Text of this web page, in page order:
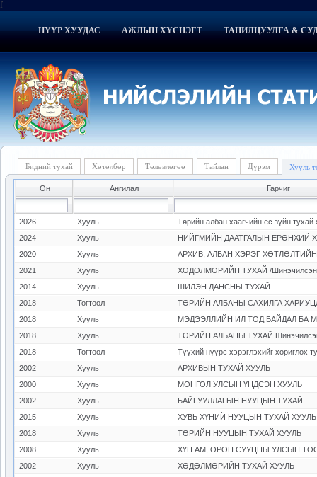
f
НҮҮР ХУУДАС АЖЛЫН ХҮСНЭГТ ТАНИЛЦУУЛГА &
Бидний тухай Хөтөлбөр Төлөвлөгөө Тайлан Дүрэм Хууль
Он Ангилал Гарчиг
2026 Хууль
Төрийн албан хаагчийн ёс зүйн тухай
2024
Хууль
2020
Хууль
2021
Хууль
ХӨДӨЛМӨРИЙН ТУХАЙ /Шинэчилсэн
2014
Хууль
ШИЛЭН ДАНСНЫ ТУХАЙ
2018
Тогтоол
2018
Хууль
2018
Хууль
ТӨРИЙН АЛБАНЫ ТУХАЙ Шинэчилсэн
2018
Тогтоол
Түүхий нүүрс хэрэглэхийг хориглох
2002
Хууль
АРХИВЫН ТУХАЙ ХУУЛЬ
2000
Хууль
МОНГОЛ УЛСЫН ҮНДСЭН ХУУЛЬ
2002
Хууль
БАЙГУУЛЛАГЫН НУУЦЫН ТУХАЙ
2015
Хууль
ХУВЬ ХҮНИЙ НУУЦЫН ТУХАЙ ХУУЛЬ
2018
Хууль
ТӨРИЙН НУУЦЫН ТУХАЙ ХУУЛЬ
2008
Хууль
2002
Хууль
ХӨДӨЛМӨРИЙН ТУХАЙ ХУУЛЬ